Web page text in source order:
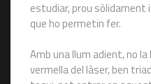
estudiar, prou
que ho permetin fer.
Amb una llum adient, no
vermella del làser, ben